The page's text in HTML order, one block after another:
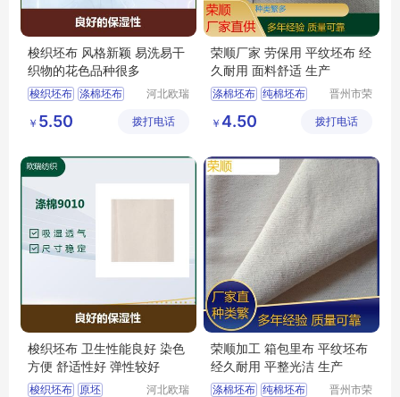
梭织坯布 风格新颖 易洗易干
织物的花色品种很多
梭织坯布 涤棉坯布
平纹坯布
河北欧瑞
有限公司
￥ 5.50 拨打电话
荣顺厂家 劳保用 平纹坯布 经
久耐用 面料舒适 生产
涤棉坯布 纯棉坯布
涤棉起绒布
平纹坯布
晋州市荣
限公司
￥ 4.50 拨打电话
梭织坯布 卫生性能良好 染色
方便 舒适性好 弹性较好
梭织坯布 原坯
河北欧瑞
荣顺加工 箱包里布 平纹坯布
经久耐用 平整光洁 生产
涤棉坯布 纯棉坯布
晋州市荣